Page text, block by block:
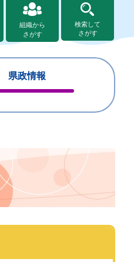
組織から
さがす
検索して
さがす
県政情報